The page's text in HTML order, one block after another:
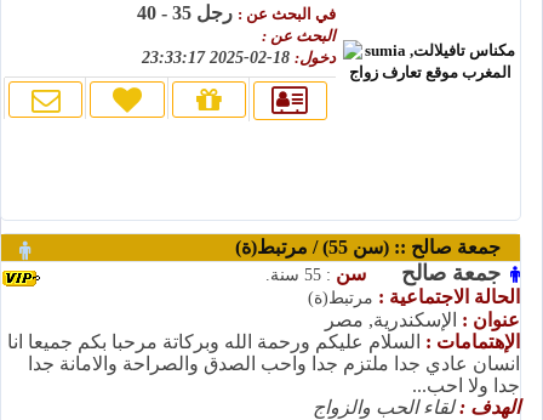
في البحث عن : رجل 35 - 40
البحث عن :
دخول:
جمعة صالح :: (سن 55) / مرتبط(ة)
جمعة صالح سن : 55 سنة.
الحالة الاجتماعية : مرتبط(ة)
عنوان : الإسكندرية, مصر
الإهتمامات : السلام عليكم ورحمة الله وبركاتة مرحبا بكم جميعا انا
انسان عادي جدا ملتزم جدا واحب الصدق والصراحة والامانة جدا
جدا ولا احب...
الهدف :لقاء الحب والزواج